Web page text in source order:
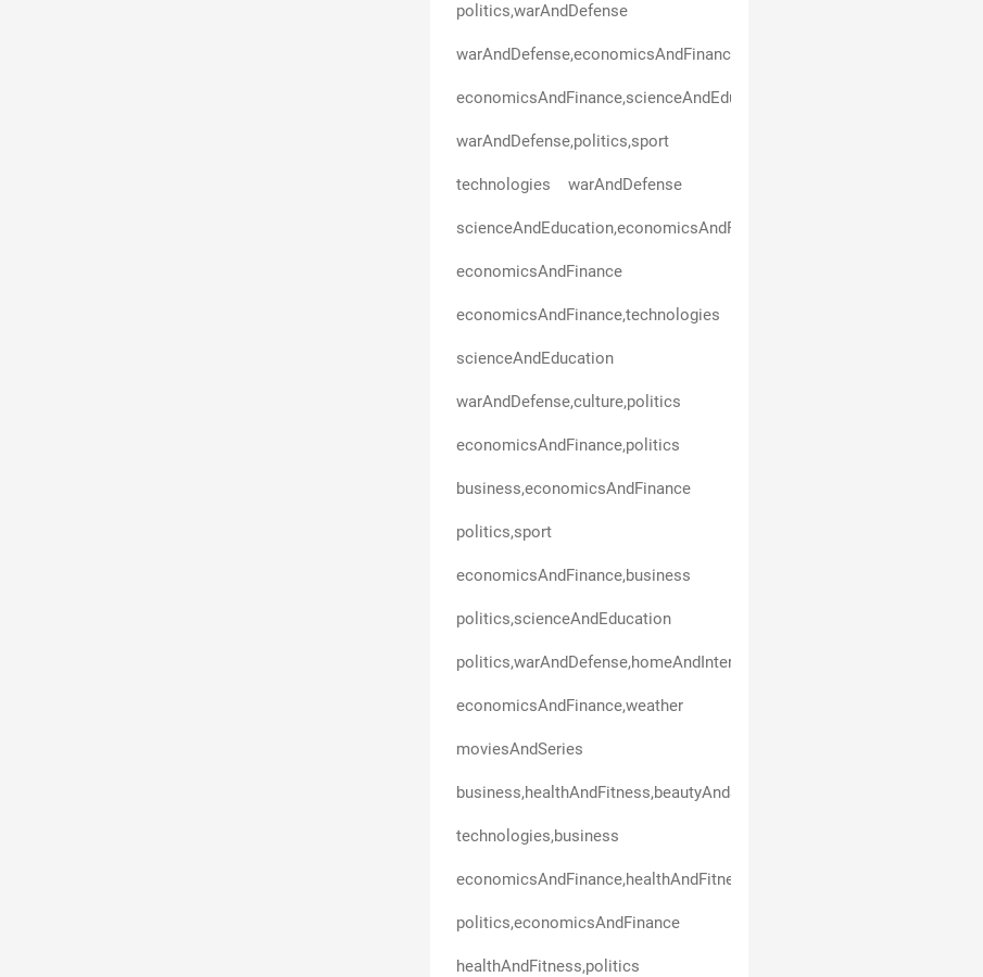
politics,warAndDefense
warAndDefense,economicsAndFinance
warAndDefense,politics,sport
technologies warAndDefense
scienceAndEducation,economicsAndFinance
economicsAndFinance
economicsAndFinance,technologies
scienceAndEducation
warAndDefense,culture,politics
economicsAndFinance,politics
business,economicsAndFinance
politics,sport
economicsAndFinance,business
politics,scienceAndEducation
politics,warAndDefense,homeAndInterior,technologies
economicsAndFinance,weather
moviesAndSeries
business,healthAndFitness,beautyAndStyle,art,politics,entertainment
technologies,business
economicsAndFinance,healthAndFitness
politics,economicsAndFinance
healthAndFitness,politics